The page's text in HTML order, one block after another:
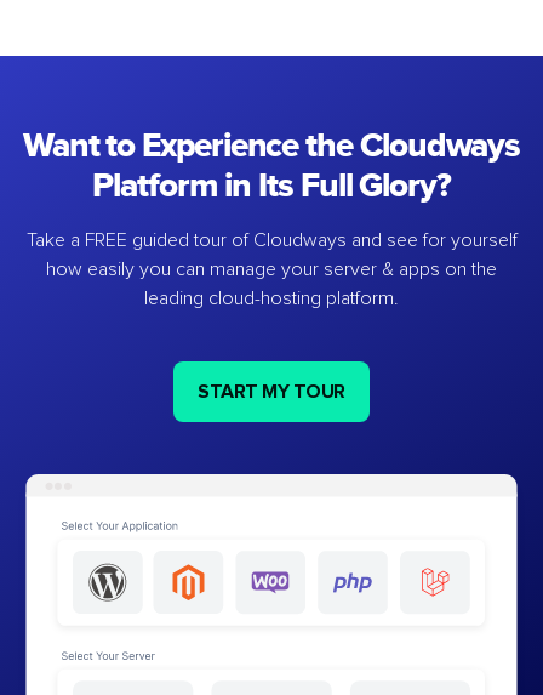
Want to Experience the Cloudways
Platform in Its Full Glory?
Take a FREE guided tour of Cloudways and see for yourself
how easily you can manage your server & apps on the
leading cloud-hosting platform.
START MY TOUR